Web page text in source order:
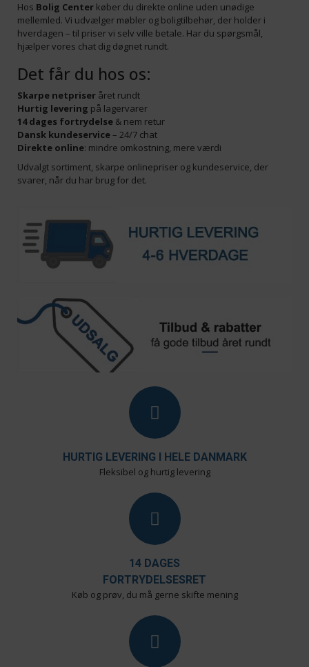
Hos Bolig Center køber du direkte online uden unødige
mellemled. Vi udvælger møbler og boligtilbehør, der holder i
hverdagen – til priser vi selv ville betale. Har du spørgsmål,
hjælper vores chat dig døgnet rundt.
Det får du hos os:
Skarpe netpriser året rundt
Hurtig levering på lagervarer
14 dages fortrydelse & nem retur
Dansk kundeservice– 24/7 chat
Direkte online: mindre omkostning, mere værdi
Udvalgt sortiment, skarpe onlinepriser og kundeservice, der
svarer, når du har brug for det.
HURTIG LEVERING I HELE DANMARK
Fleksibel og hurtig levering
14 DAGES
FORTRYDELSESRET
Køb og prøv, du må gerne skifte mening